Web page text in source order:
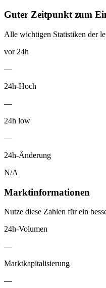
Guter Zeitpunkt zum
Alle wichtigen Statistiken der
vor 24h
—
24h-Hoch
—
24h low
—
24h-Änderung
N/A
Marktinformationen
Nutze diese Zahlen für ein
24h-Volumen
—
Marktkapitalisierung
—